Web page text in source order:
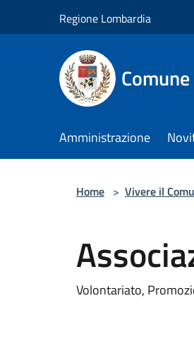
Regione Lombardia
Amministrazione
Home > Vivere il
Volontariato,